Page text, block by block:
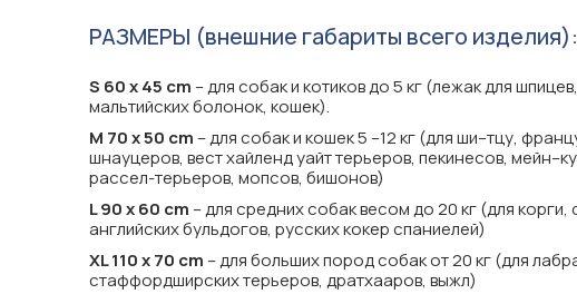
РАЗМЕРЫ (внешние габариты всего изделия):
S 60 х 45 cm – для собак и котиков до 5 кг (лежак для
мальтийских болонок, кошек).
M 70 х 50 cm – для собак и кошек 5 –12 кг (для ши–тцу,
шнауцеров, вест хайленд уайт терьеров, пекинесов,
рассел-терьеров, мопсов, бишонов)
L 90 х 60 cm – для средних собак весом до 20 кг (для
английских бульдогов, русских кокер спаниелей)
XL 110 х 70 cm – для больших пород собак от 20 кг (для
стаффордширских терьеров, дратхааров, выжл)